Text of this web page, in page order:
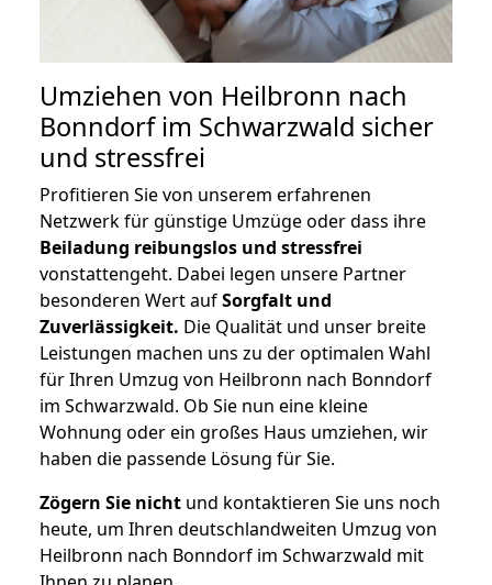
Umziehen von Heilbronn nach
Bonndorf im Schwarzwald sicher
und stressfrei
Profitieren Sie von unserem erfahrenen
Netzwerk für günstige Umzüge oder dass ihre
Beiladung reibungslos und stressfrei
vonstattengeht. Dabei legen unsere Partner
besonderen Wert aufSorgfalt und
Zuverlässigkeit. Die Qualität und unser breite
Leistungen machen uns zu der optimalen Wahl
für Ihren Umzug von Heilbronn nach Bonndorf
im Schwarzwald. Ob Sie nun eine kleine
Wohnung oder ein großes Haus umziehen, wir
haben die passende Lösung für Sie.
Zögern Sie nicht und kontaktieren Sie uns noch
heute, um Ihren deutschlandweiten Umzug von
Heilbronn nach Bonndorf im Schwarzwald mit